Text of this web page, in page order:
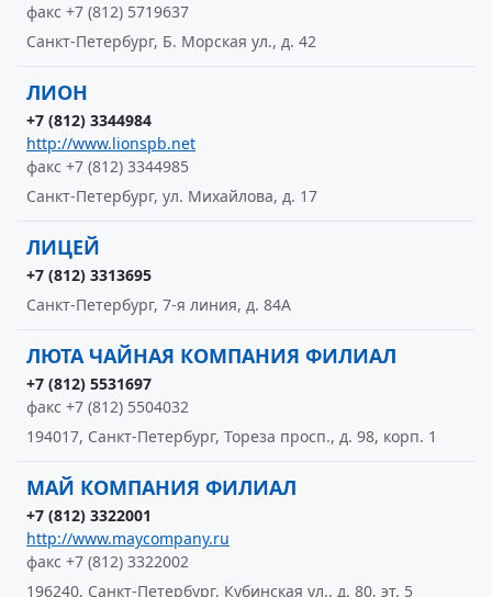
факс +7 (812) 5719637
Санкт-Петербург, Б. Морская ул., д. 42
ЛИОН
+7 (812) 3344984
http://www.lionspb.net
факс +7 (812) 3344985
Санкт-Петербург, ул. Михайлова, д. 17
ЛИЦЕЙ
+7 (812) 3313695
Санкт-Петербург, 7-я линия, д. 84А
ЛЮТА ЧАЙНАЯ КОМПАНИЯ ФИЛИАЛ
+7 (812) 5531697
факс +7 (812) 5504032
194017, Санкт-Петербург, Тореза просп., д. 98, корп. 1
МАЙ КОМПАНИЯ ФИЛИАЛ
+7 (812) 3322001
http://www.maycompany.ru
факс +7 (812) 3322002
196240, Санкт-Петербург, Кубинская ул., д. 80, эт. 5